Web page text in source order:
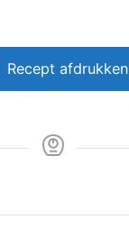
Recept afdrukken